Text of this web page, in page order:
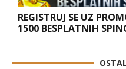
REGISTRUJ SE UZ
1500 BESPLATNIH